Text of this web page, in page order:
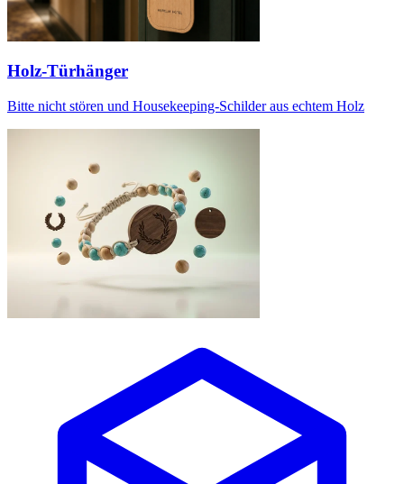
Holz-Türhänger
Bitte nicht stören und Housekeeping-Schilder aus echtem Holz